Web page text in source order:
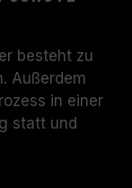
besteht zu
Außerdem
in einer
statt und